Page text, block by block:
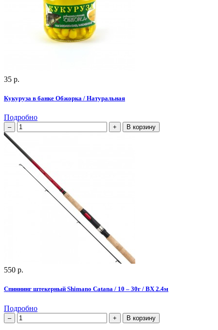
35 р.
Кукуруза в банке Обжорка / Натуральная
Подробно
В корзину
550 р.
Спиннинг штекерный Shimano Catana / 10 – 30г / BX 2.4м
Подробно
В корзину